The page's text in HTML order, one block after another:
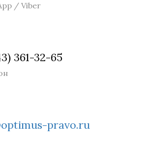
/ Viber
361-32-65
pravo.ru